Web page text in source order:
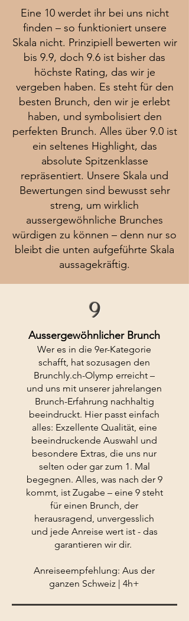
Eine 10 werdet ihr bei uns nicht
finden – so funktioniert unsere
Skala nicht. Prinzipiell bewerten wir
bis 9.9, doch 9.6 ist bisher das
höchste Rating, das wir je
vergeben haben. Es steht für den
besten Brunch, den wir je erlebt
haben, und symbolisiert den
perfekten Brunch. Alles über 9.0 ist
ein seltenes Highlight, das
absolute Spitzenklasse
repräsentiert. Unsere Skala und
Bewertungen sind bewusst sehr
streng, um wirklich
aussergewöhnliche Brunches
würdigen zu können – denn nur so
bleibt die unten aufgeführte Skala
aussagekräftig.
9
Aussergewöhnlicher Brunch
Wer es in die 9er-Kategorie
schafft, hat sozusagen den
Brunchly.ch-Olymp erreicht –
und uns mit unserer jahrelangen
Brunch-Erfahrung nachhaltig
beeindruckt. Hier passt einfach
alles: Exzellente Qualität, eine
beeindruckende Auswahl und
besondere Extras, die uns nur
selten oder gar zum 1. Mal
begegnen. Alles, was nach der 9
kommt, ist Zugabe – eine 9 steht
für einen Brunch, der
herausragend, unvergesslich
und jede Anreise wert ist - das
garantieren wir dir.
Anreiseempfehlung: Aus der
ganzen Schweiz | 4h+